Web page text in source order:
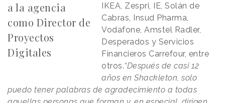
a la agencia
como Director de
Proyectos
Digitales
IKEA, Zespri, IE, Solán de
Cabras, Insud Pharma,
Vodafone, Amstel Radler,
Desperados y Servicios
Financieros Carrefour, entre
otros.“Después de casi 12
años en Shackleton, solo
puedo tener palabras de agradecimiento a todas